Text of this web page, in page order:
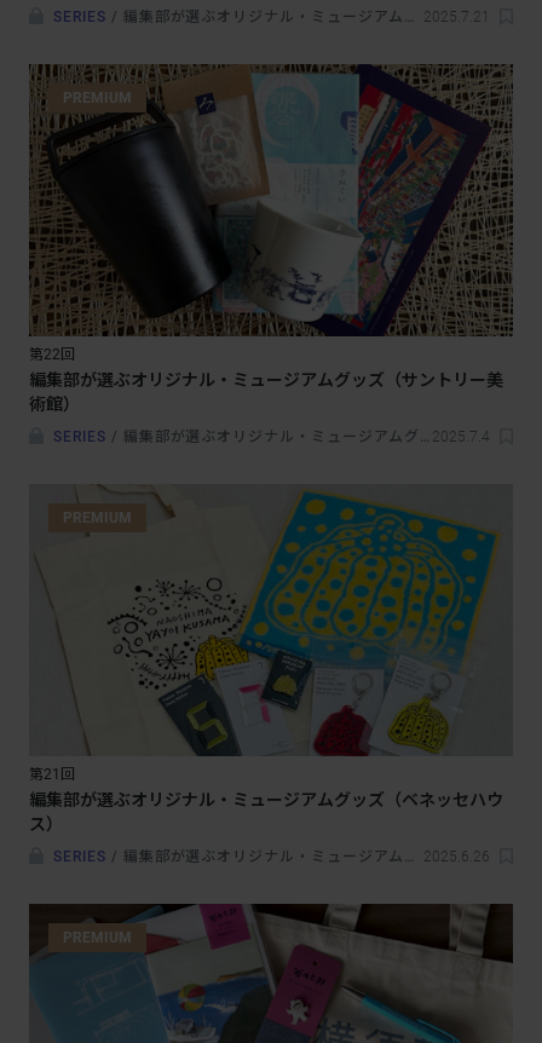
SERIES / 編集部が選ぶオリジナル・ミュージアムグッズ 2025.7.21
PREMIUM
第22回
編集部が選ぶオリジナル・ミュージアムグッズ（サントリー美
術館）
SERIES / 編集部が選ぶオリジナル・ミュージアムグッズ 2025.7.4
PREMIUM
第21回
編集部が選ぶオリジナル・ミュージアムグッズ（ベネッセハウ
ス）
SERIES / 編集部が選ぶオリジナル・ミュージアムグッズ 2025.6.26
PREMIUM